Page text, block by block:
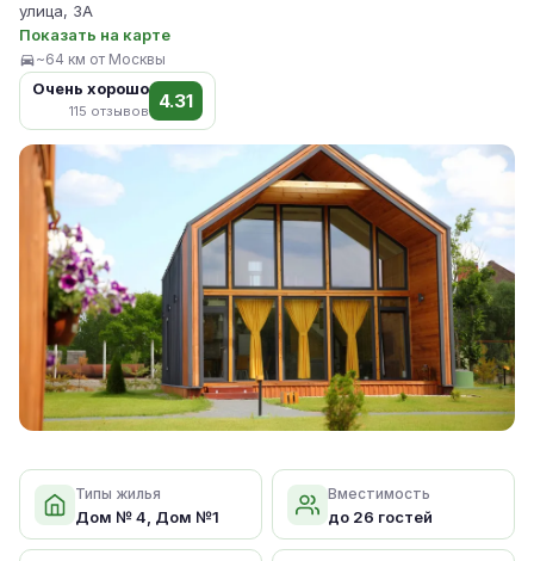
улица, 3А
Показать на карте
~64 км от Москвы
Очень хорошо
115 отзывов 4.31
Типы жилья
Дом № 4, Дом №1
Вместимость
до 26 гостей